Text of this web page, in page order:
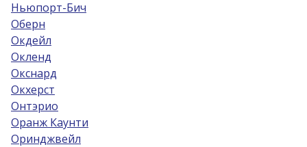
Ньюпорт-Бич
Оберн
Окдейл
Окленд
Окснард
Окхерст
Онтэрио
Оранж Каунти
Оринджвейл